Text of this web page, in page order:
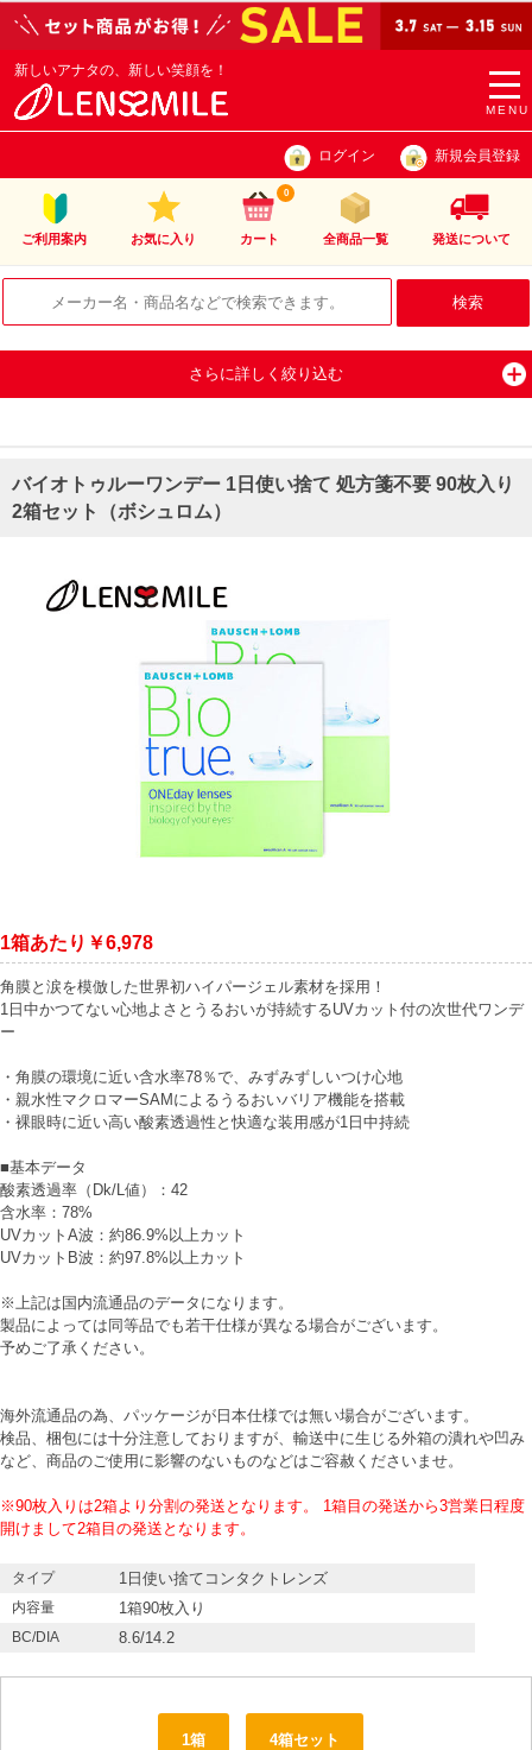
MENU
新しいアナタの、新しい笑顔を！
ログイン 新規会員登録
ご利用案内 お気に入り カート
0
全商品一覧 発送について
さらに詳しく絞り込む
バイオトゥルーワンデー 1日使い捨て 処方箋不要 90枚入り
2箱セット（ボシュロム）
1箱あたり￥6,978
角膜と涙を模倣した世界初ハイパージェル素材を採用！
1日中かつてない心地よさとうるおいが持続するUVカット付の次世代ワンデ
ー
・角膜の環境に近い含水率78％で、みずみずしいつけ心地
・親水性マクロマーSAMによるうるおいバリア機能を搭載
・裸眼時に近い高い酸素透過性と快適な装用感が1日中持続
■基本データ
酸素透過率（Dk/L値）：42
含水率：78%
UVカットA波：約86.9%以上カット
UVカットB波：約97.8%以上カット
※上記は国内流通品のデータになります。
製品によっては同等品でも若干仕様が異なる場合がございます。
予めご了承ください。
海外流通品の為、パッケージが日本仕様では無い場合がございます。
検品、梱包には十分注意しておりますが、輸送中に生じる外箱の潰れや凹み
など、商品のご使用に影響のないものなどはご容赦くださいませ。
※90枚入りは2箱より分割の発送となります。 1箱目の発送から3営業日程度
開けまして2箱目の発送となります。
タイプ 1日使い捨てコンタクトレンズ
内容量 1箱90枚入り
BC/DIA 8.6/14.2
1箱 4箱セット